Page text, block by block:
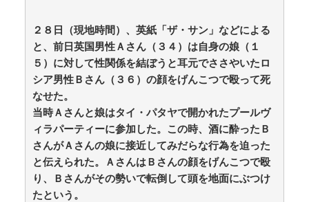
5chまとめMAP(総合)
NEW! (8/10 03:11)
海外「日本人は何に使ってるんだ？」 世界的ブームの
日本の食品、買ってみたものの使い道が分からない外国
人が続出 / anaguro - 総合 NEW!
ヨーロッパが右翼政党の党員から銀行口座を作る権利
を剥奪、そのせいで皮肉すぎる展開に突入しており……
/ anaguro - 総合 NEW! (8/10 03:05)
【朗報】ちいかわで一番好きなキャラが”くりまんじゅ
う先輩”なんやが… / 5chまとめMAP(総合) NEW!
(8/10
【同人ヱロゲ】冒険者エリーゼを期待せずにやってみ
たらめっちゃいいですやん・・・ / おまとめアンテナ
NEW!
(8/10 03:01)
２８日（現地時間）、英紙「ザ・サン」などによる
と、前日英国男性Ａさん（３４）は自身の娘（１
５）に対して性関係を結ぼうと耳元でささやいたロ
シア男性Ｂさん（３６）の顔をげんこつで殴って死
なせた。
当時Ａさんと娘はタイ・パタヤで開かれたプールヴ
ィラパーティーに参加した。この時、酒に酔ったＢ
さんがＡさんの娘に接近してみだらな行為を迫った
と伝えられた。ＡさんはＢさんの顔をげんこつで殴
り、Ｂさんがその勢いで転倒して頭を地面にぶつけ
たという。